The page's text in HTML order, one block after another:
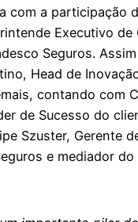
com a participação
Executivo de
Seguros.
Head de
contando com
de Sucesso do
Szuster, Gerente
e mediador do